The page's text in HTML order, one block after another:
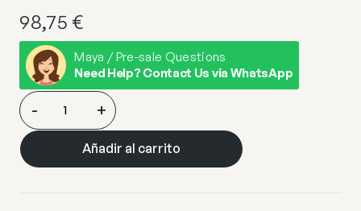
98,75 €
Maya / Pre-sale Questions
Need Help? Contact Us via WhatsApp
PIE
SALON
RIVER
3L
- +
Añadir al carrito